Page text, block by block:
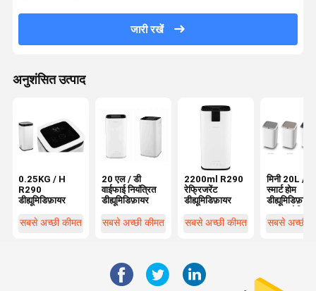
जारी रखें
अनुशंसित उत्पाद
0.25KG / H
R290
डीह्यूमिडिफ़ायर
सबसे अच्छी कीमत
20 एल / डी
वाईफाई नियंत्रित
डीह्यूमिडिफ़ायर
सबसे अच्छी कीमत
2200ml R290
रेफ्रिजरेंट
डीह्यूमिडिफ़ायर
सबसे अच्छी कीमत
मिनी 20L / डे
स्मार्ट होम
डीह्यूमिडिफ़ायर
सबसे अच्छी